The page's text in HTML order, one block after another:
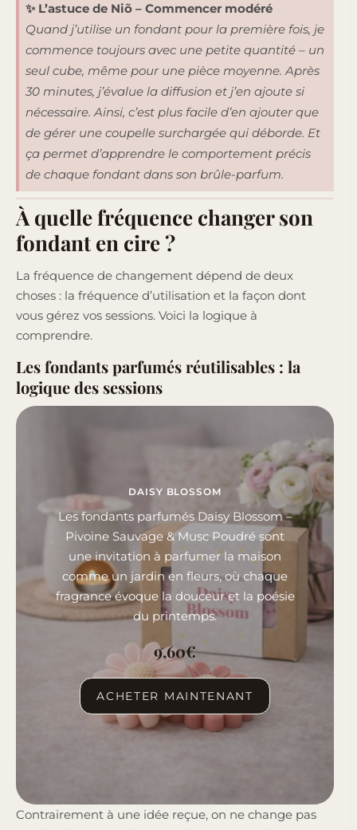
✨ L’astuce de Niõ – Commencer modéré
Quand j’utilise un fondant pour la première fois, je
commence toujours avec une petite quantité – un
seul cube, même pour une pièce moyenne. Après
30 minutes, j’évalue la diffusion et j’en ajoute si
nécessaire. Ainsi, c’est plus facile d’en ajouter que
de gérer une coupelle surchargée qui déborde. Et
ça permet d’apprendre le comportement précis
de chaque fondant dans son brûle-parfum.
À quelle fréquence changer son
fondant en cire ?
La fréquence de changement dépend de deux
choses : la fréquence d’utilisation et la façon dont
vous gérez vos sessions. Voici la logique à
comprendre.
Les fondants parfumés réutilisables : la
logique des sessions
DAISY BLOSSOM
Les fondants parfumés Daisy Blossom –
Pivoine Sauvage & Musc Poudré sont
une invitation à parfumer la maison
comme un jardin en fleurs, où chaque
fragrance évoque la douceur et la poésie
du printemps.
9,60€
ACHETER MAINTENANT
Contrairement à une idée reçue, on ne change pas